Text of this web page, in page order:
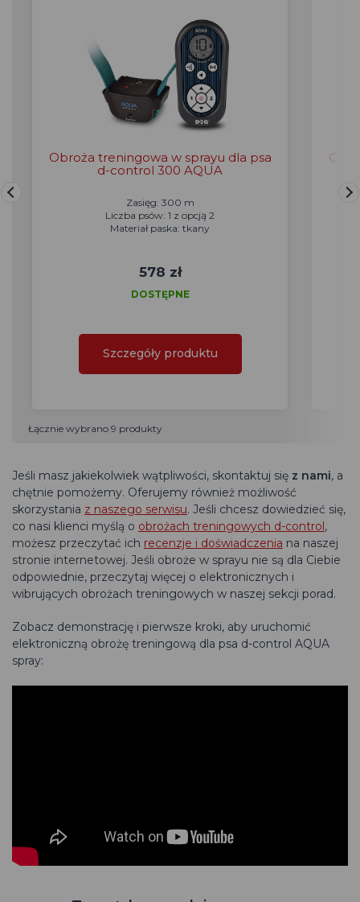
Obroża treningowa w sprayu dla psa
d-control 300 AQUA
Zasięg: 300 m
Liczba psów: 1 z opcją 2
Materiał paska: tkany
578 zł
DOSTĘPNE
Szczegóły produktu
Łącznie wybrano 9 produkty
Jeśli masz jakiekolwiek wątpliwości, skontaktuj się z nami, a
chętnie pomożemy. Oferujemy również możliwość
skorzystania z naszego serwisu. Jeśli chcesz dowiedzieć się,
co nasi klienci myślą o obrożach treningowych d-control,
możesz przeczytać ich recenzje i doświadczenia na naszej
stronie internetowej. Jeśli obroże w sprayu nie są dla Ciebie
odpowiednie, przeczytaj więcej o elektronicznych i
wibrujących obrożach treningowych w naszej sekcji porad.
Zobacz demonstrację i pierwsze kroki, aby uruchomić
elektroniczną obrożę treningową dla psa d-control AQUA
spray: